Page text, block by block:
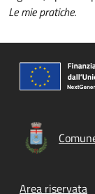
Le mie pratiche.
Area riservata